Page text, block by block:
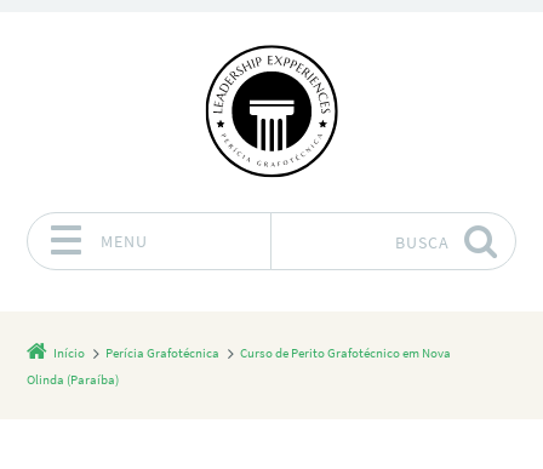
MENU BUSCA
Início Perícia Grafotécnica
Curso de Perito Grafotécnico em Nova
Olinda (Paraíba)